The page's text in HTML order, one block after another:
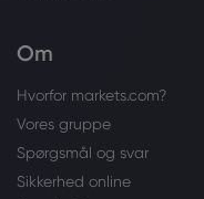
Om
Hvorfor markets.com?
Vores gruppe
Spørgsmål og svar
Sikkerhed online